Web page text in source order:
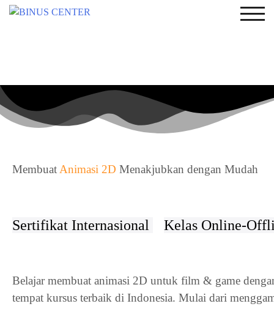
MembuatAnimasi 2D Menakjubkan dengan Mudah
Sertifikat Internasional Kelas Online-
Belajar membuat animasi 2D untuk film & game
tempat kursus terbaik di Indonesia. Mulai dari